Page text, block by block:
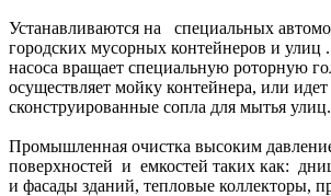
Устанавливаются на специальных
городских мусорных контейнеров и
насоса вращает специальную роторную
осуществляет мойку контейнера, или
сконструированные сопла для мытья улиц.
Промышленная очистка высоким
поверхностей и емкостей таких как:
и фасады зданий, тепловые коллекторы,